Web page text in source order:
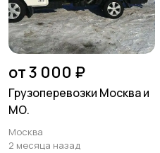
от 3 000 ₽
Грузоперевозки Москва и
МО.
Москва
2 месяца назад